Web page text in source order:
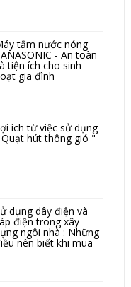
tắm nước nóng
- An toàn
tiện ích cho sinh
gia đình
ích từ việc sử dụng
hút thông gió "
dụng dây điện và
điện trong xây
ngôi nhà : Những
nên biết khi mua